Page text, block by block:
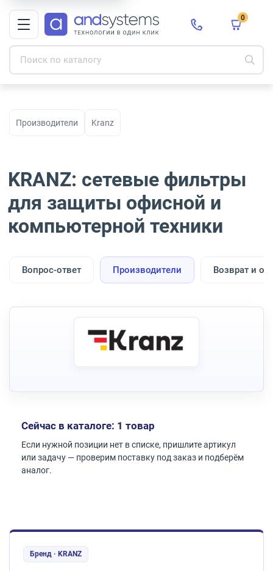
0
Производители Kranz
KRANZ: сетевые фильтры
для защиты офисной и
компьютерной техники
Вопрос-ответ Производители Возврат и
Сейчас в каталоге: 1 товар
Если нужной позиции нет в списке, пришлите артикул
или задачу — проверим поставку под заказ и подберём
аналог.
Бренд · KRANZ